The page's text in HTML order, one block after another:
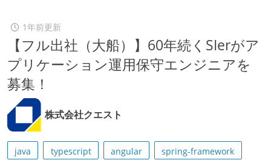
1年前更新
【フル出社（大船）】60年続くSIerがア
プリケーション運用保守エンジニアを
募集！
株式会社クエスト
java typescript angular
spring-framework